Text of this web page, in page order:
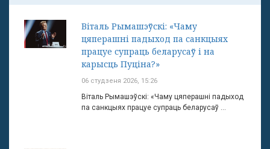
Віталь Рымашэўскі: «Чаму
цяперашні падыход па санкцыях
працуе супраць беларусаў і на
карысць Пуціна?»
06 студзеня 2026, 15:26
Віталь Рымашэўскі: «Чаму цяперашні падыход
па санкцыях працуе супраць беларусаў ...